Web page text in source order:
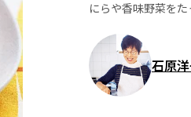
にらや香味野菜を
石原